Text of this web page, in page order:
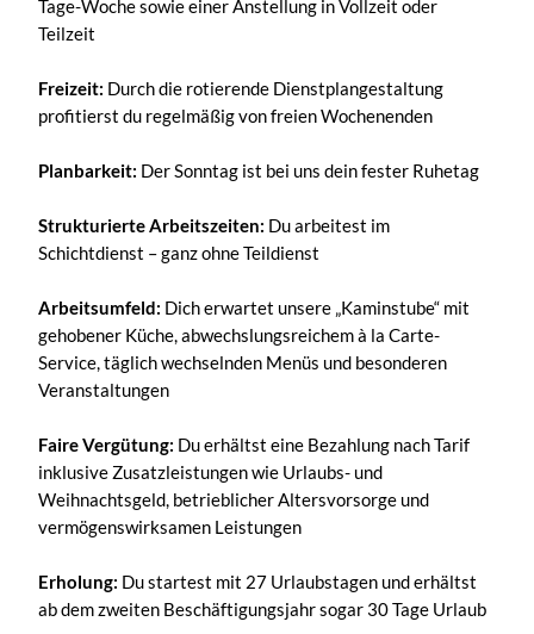
Tage-Woche sowie einer Anstellung in Vollzeit oder
Teilzeit
Freizeit: Durch die rotierende Dienstplangestaltung
profitierst du regelmäßig von freien Wochenenden
Planbarkeit: Der Sonntag ist bei uns dein fester Ruhetag
Strukturierte Arbeitszeiten: Du arbeitest im
Schichtdienst – ganz ohne Teildienst
Arbeitsumfeld: Dich erwartet unsere „Kaminstube“ mit
gehobener Küche, abwechslungsreichem à la Carte-
Service, täglich wechselnden Menüs und besonderen
Veranstaltungen
Faire Vergütung: Du erhältst eine Bezahlung nach Tarif
inklusive Zusatzleistungen wie Urlaubs- und
Weihnachtsgeld, betrieblicher Altersvorsorge und
vermögenswirksamen Leistungen
Erholung: Du startest mit 27 Urlaubstagen und erhältst
ab dem zweiten Beschäftigungsjahr sogar 30 Tage Urlaub